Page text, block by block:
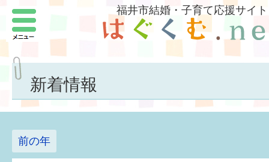
福井市結婚・子育て応援サイト
新着情報
前の年
メニュー
結婚したい
子どもがほしい
福井の子育て環境